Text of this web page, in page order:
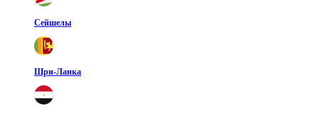
Сейшелы
Шри-Ланка